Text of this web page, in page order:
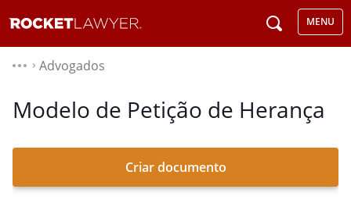
MENU
⌃ Advogados
Modelo de Petição de Herança
Criar documento